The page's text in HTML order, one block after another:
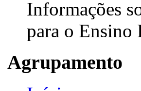
Informações
para o Ensino
Agrupamento